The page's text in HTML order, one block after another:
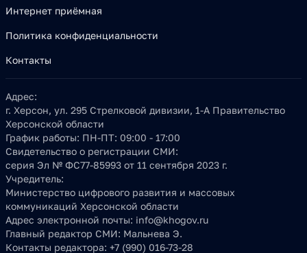
Интернет приёмная
Политика конфиденциальности
Контакты
Адрес:
г. Херсон, ул. 295 Стрелковой дивизии, 1-А Правительство
Херсонской области
График работы: ПН-ПТ: 09:00 - 17:00
Свидетельство о регистрации СМИ:
серия Эл № ФС77-85993 от 11 сентября 2023 г.
Учредитель:
Министерство цифрового развития и массовых
коммуникаций Херсонской области
Адрес электронной почты: info@khogov.ru
Главный редактор СМИ: Мальнева Э.
Контакты редактора: +7 (990) 016-73-28